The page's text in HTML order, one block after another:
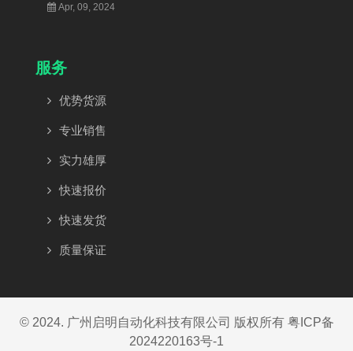
Apr, 09, 2024
服务
优势货源
专业销售
实力雄厚
快速报价
快速发货
质量保证
© 2024. 广州启明自动化科技有限公司 版权所有 粤ICP备
2024220163号-1